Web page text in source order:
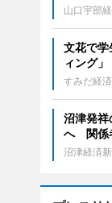
山口宇部
文花で学
ィング
すみだ経
沼津発
へ 関係
沼津経済